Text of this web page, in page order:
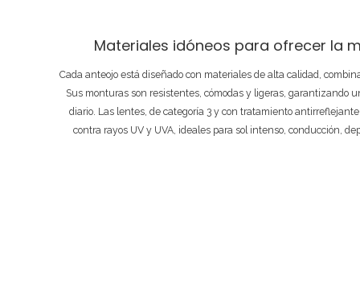
Materiales idóneos para ofrecer la
Cada anteojo está diseñado con materiales de alta calidad,
Sus monturas son resistentes, cómodas y ligeras, garantizando
diario. Las lentes, de categoría 3 y con tratamiento
contra rayos UV y UVA, ideales para sol intenso, conducción,